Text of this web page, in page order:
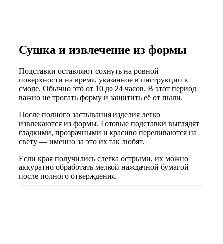
Сушка и извлечение из формы
Подставки оставляют сохнуть на ровной
поверхности на время, указанное в инструкции к
смоле. Обычно это от 10 до 24 часов. В этот период
важно не трогать форму и защитить её от пыли.
После полного застывания изделия легко
извлекаются из формы. Готовые подставки выглядят
гладкими, прозрачными и красиво переливаются на
свету — именно за это их так любят.
Если края получились слегка острыми, их можно
аккуратно обработать мелкой наждачной бумагой
после полного отверждения.